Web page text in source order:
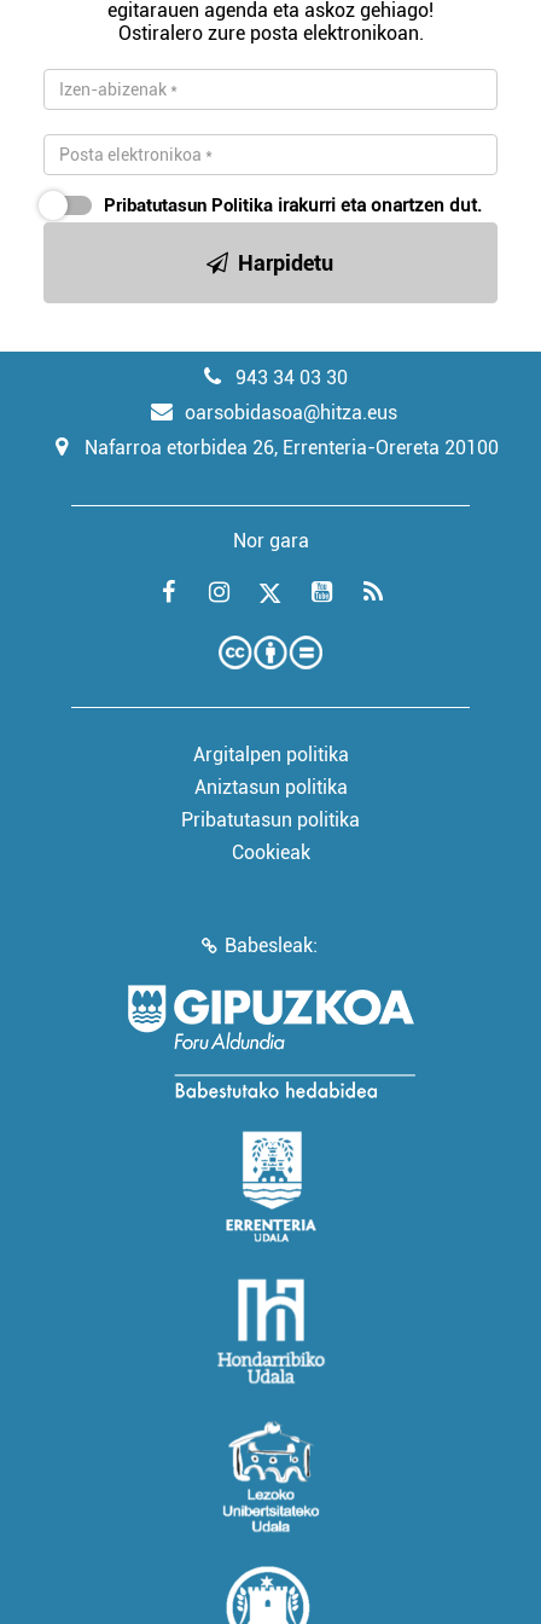
egitarauen agenda eta askoz gehiago!
Ostiralero zure posta elektronikoan.
Pribatutasun Politika irakurri eta onartzen dut.
Harpidetu
943 34 03 30
oarsobidasoa@hitza.eus
Nafarroa etorbidea 26, Errenteria-Orereta 20100
Nor gara
Argitalpen politika
Aniztasun politika
Pribatutasun politika
Cookieak
Babesleak: